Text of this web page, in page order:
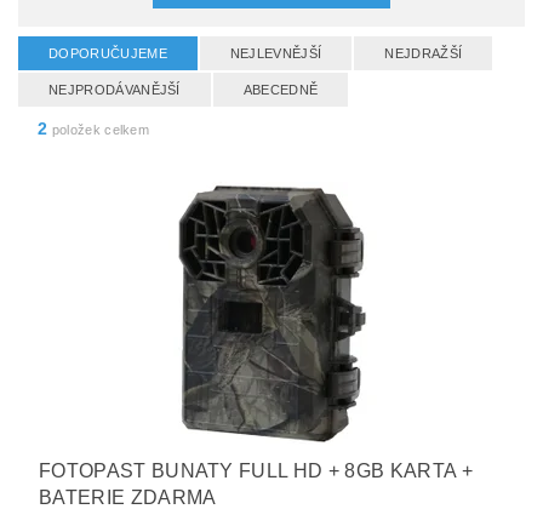
DOPORUČUJEME NEJLEVNĚJŠÍ NEJDRAŽŠÍ
NEJPRODÁVANĚJŠÍ ABECEDNĚ
2 položek celkem
FOTOPAST BUNATY FULL HD + 8GB KARTA +
BATERIE ZDARMA